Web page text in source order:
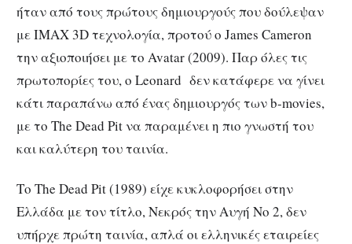
ήταν από τους πρώτους δημιουργούς που δούλεψαν
με IMAX 3D τεχνολογία, προτού ο James Cameron
την αξιοποιήσει με το Avatar (2009). Παρ όλες τις
πρωτοπορίες του, ο Leonard δεν κατάφερε να γίνει
κάτι παραπάνω από ένας δημιουργός των b-movies,
με το The Dead Pit να παραμένει η πιο γνωστή του
και καλύτερη του ταινία.
Το The Dead Pit (1989) είχε κυκλοφορήσει στην
Ελλάδα με τον τίτλο, Νεκρός την Αυγή Νο 2, δεν
υπήρχε πρώτη ταινία, απλά οι ελληνικές εταιρείες